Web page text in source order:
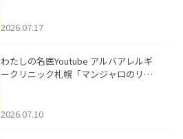
した。
2026.07.17
わたしの名医Youtube アルバアレルギ
ークリニック札幌「マンジャロのリア
た。
2026.07.10